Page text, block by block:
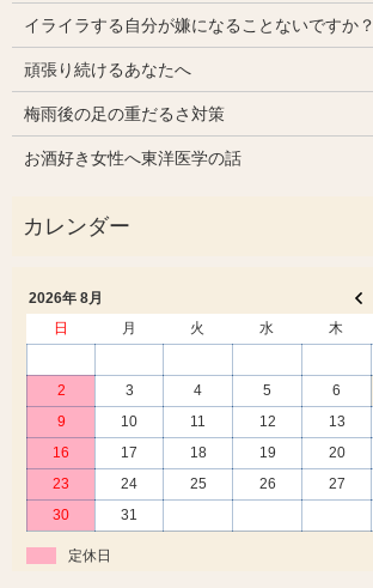
イライラする自分が嫌になることないですか？
頑張り続けるあなたへ
梅雨後の足の重だるさ対策
お酒好き女性へ東洋医学の話
2026年 8月
日
月 火 水 木
2
3 4 5 6
9
10 11 12 13
16
17 18 19 20
23
24 25 26 27
30
31
定休日